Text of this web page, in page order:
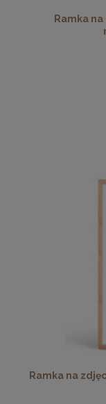
Ramka na
Ramka na